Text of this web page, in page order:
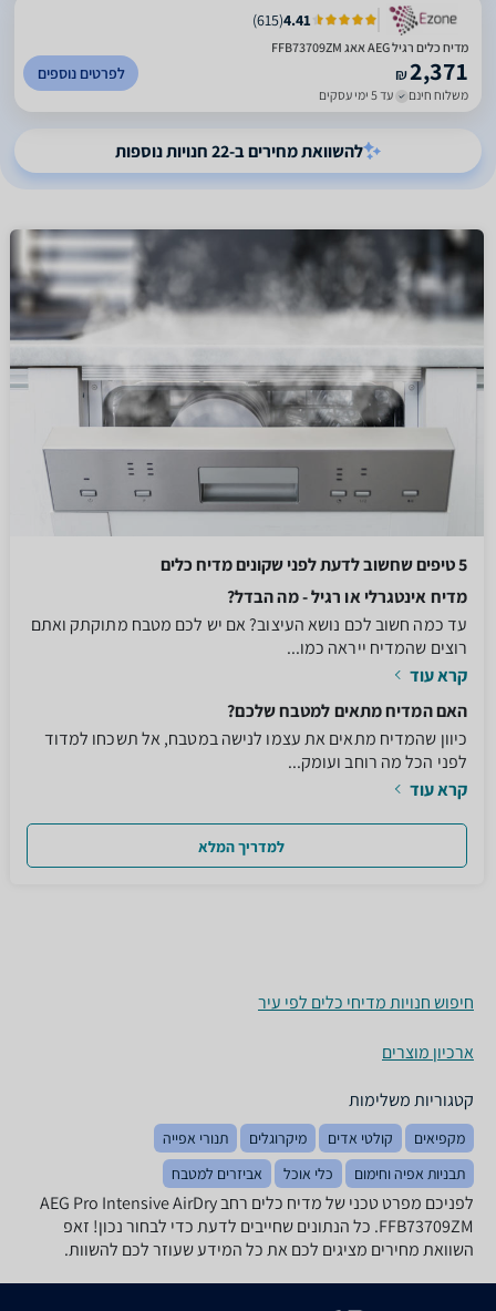
4.41
(
615
)
מדיח כלים רגיל AEG אאג FFB73709ZM
₪2,371
משלוח חינם עד 5 ימי עסקים
לפרטים נוספים
להשוואת מחירים ב-22 חנויות נוספות
5 טיפים שחשוב לדעת לפני שקונים מדיח כלים
מדיח אינטגרלי או רגיל - מה הבדל?
עד כמה חשוב לכם נושא העיצוב? אם יש לכם מטבח מתוקתק ואתם
רוצים שהמדיח ייראה כמו...
קרא עוד
האם המדיח מתאים למטבח שלכם?
כיוון שהמדיח מתאים את עצמו לנישה במטבח, אל תשכחו למדוד
לפני הכל מה רוחב ועומק...
קרא עוד
למדריך המלא
חיפוש חנויות מדיחי כלים לפי עיר
ארכיון מוצרים
קטגוריות משלימות
מקפיאים קולטי אדים מיקרוגלים
תנורי אפייה
תבניות אפיה וחימום
כלי אוכל אביזרים למטבח
לפניכם מפרט טכני של מדיח כלים ‏רחב AEG Pro Intensive AirDry
FFB73709ZM. כל הנתונים שחייבים לדעת כדי לבחור נכון! זאפ
השוואת מחירים מציגים לכם את כל המידע שעוזר לכם להשוות.